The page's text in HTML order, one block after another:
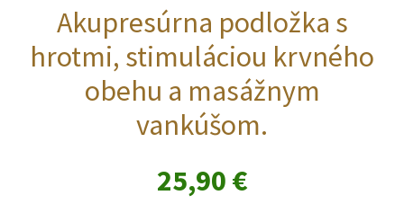
Akupresúrna podložka s
hrotmi, stimuláciou krvného
obehu a masážnym
vankúšom.
25,90 €